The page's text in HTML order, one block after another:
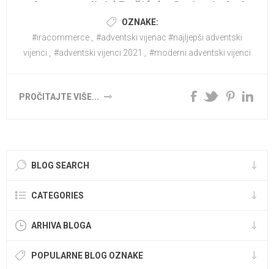
dana u godini ( Božića). On je simbol
Božića koji je duboko ukorijenjen u
našu tradiciju.
U izradu adventskog vijenca ulože...
OZNAKE:
#iracommerce
#adventski vijenac #najljepši adventski
vijenci
#adventski vijenci 2021 #moderni adventski vijenci
PROČITAJTE VIŠE...
BLOG SEARCH
CATEGORIES
ARHIVA BLOGA
POPULARNE BLOG OZNAKE